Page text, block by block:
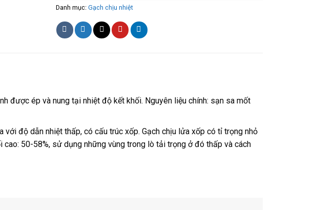
Danh mục: Gạch chịu nhiệt
được ép và nung tại nhiệt độ kết khối. Nguyên liệu chính: sạn sa mốt
độ dẫn nhiệt thấp, có cấu trúc xốp. Gạch chịu lửa xốp có tỉ trọng nhỏ
50-58%, sử dụng những vùng trong lò tải trọng ở đó thấp và cách